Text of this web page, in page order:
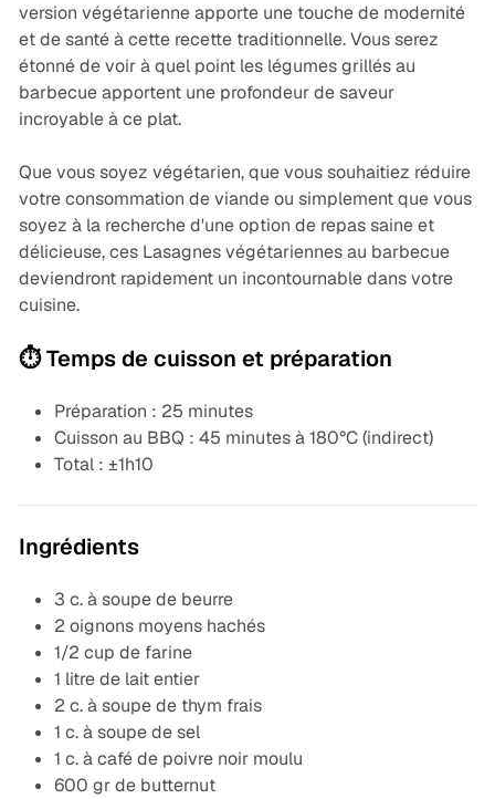
version végétarienne apporte une touche de modernité
et de santé à cette recette traditionnelle. Vous serez
étonné de voir à quel point les légumes grillés au
barbecue apportent une profondeur de saveur
incroyable à ce plat.
Que vous soyez végétarien, que vous souhaitiez réduire
votre consommation de viande ou simplement que vous
soyez à la recherche d'une option de repas saine et
délicieuse, ces Lasagnes végétariennes au barbecue
deviendront rapidement un incontournable dans votre
cuisine.
⏱️ Temps de cuisson et préparation
Préparation : 25 minutes
Cuisson au BBQ : 45 minutes à 180°C (indirect)
Total : ±1h10
Ingrédients
3 c. à soupe de beurre
2 oignons moyens hachés
1/2 cup de farine
1 litre de lait entier
2 c. à soupe de thym frais
1 c. à soupe de sel
1 c. à café de poivre noir moulu
600 gr de butternut